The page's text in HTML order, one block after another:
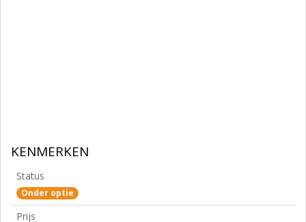
KENMERKEN
Status
Onder optie
Prijs